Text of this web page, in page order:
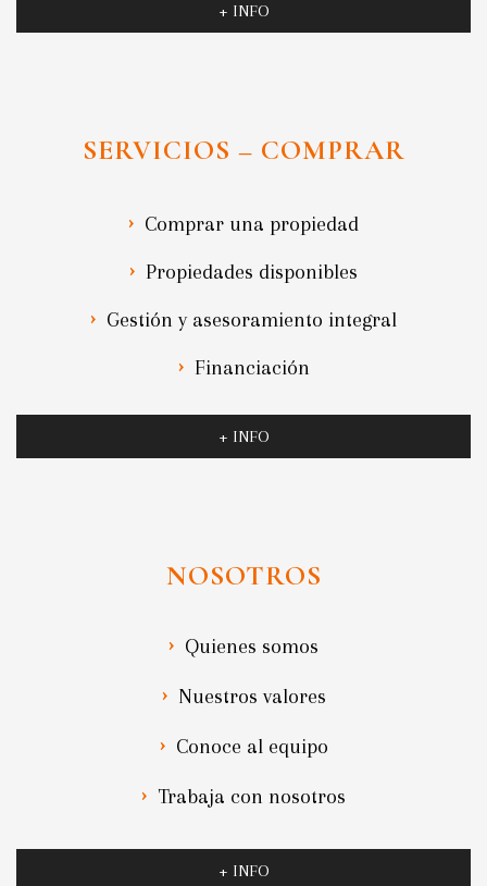
+ INFO
SERVICIOS – COMPRAR
Comprar una propiedad
Propiedades disponibles
Gestión y asesoramiento integral
Financiación
+ INFO
NOSOTROS
Quienes somos
Nuestros valores
Conoce al equipo
Trabaja con nosotros
+ INFO